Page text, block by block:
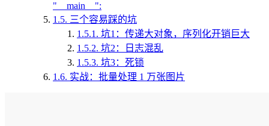
"__main__":
1.5. 三个容易踩的坑
1.5.1. 坑1：传递大对象，序列化开销巨大
1.5.2. 坑2：日志混乱
1.5.3. 坑3：死锁
1.6. 实战：批量处理 1 万张图片